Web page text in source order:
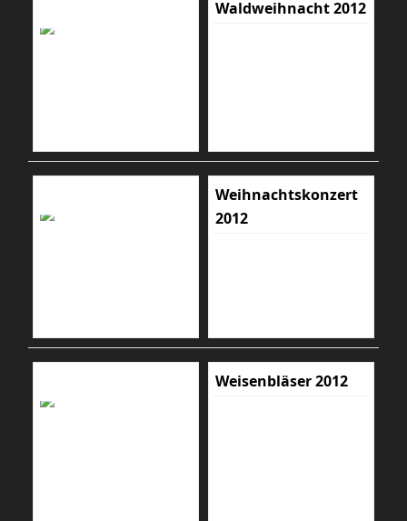
Waldweihnacht 2012
Weihnachtskonzert
2012
Weisenbläser 2012